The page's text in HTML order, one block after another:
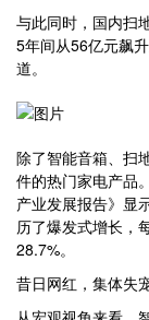
与此同时，国内扫
5年间从56亿元飙
道。
除了智能音箱、扫
件的热门家电产品
产业发展报告》显
历了爆发式增长，
28.7%。
昔日网红，集体失